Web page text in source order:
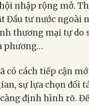
nhập rộng mở.
Đầu tư nước ngoài
thương mại tự do
phương…
có cách tiếp cận
sự lựa chọn đối
định hình rõ.